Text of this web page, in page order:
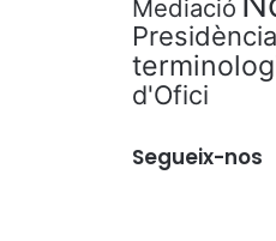
Mediació
Presidència
d'Ofici
Segueix-nos